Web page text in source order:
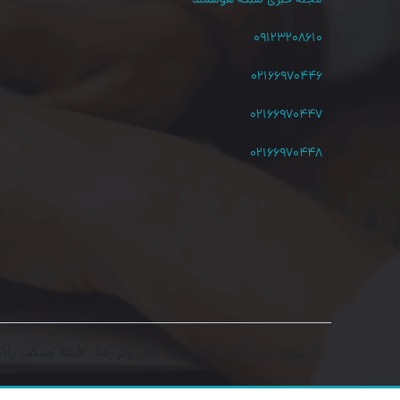
۰۹۱۲۳۲۰۸۶۱۰
۰۲۱۶۶۹۷۰۴۴۶
۰۲۱۶۶۹۷۰۴۴۷
۰۲۱۶۶۹۷۰۴۴۸